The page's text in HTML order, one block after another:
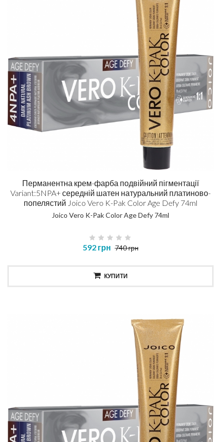
Перманентна крем-фарба подвійний пігментації
Variant:5NPA+ середній шатен натуральний платиново-
попелястий Joico Vero K-Pak Color Age Defy 74ml
Joico Vero K-Pak Color Age Defy 74ml
592 грн 740 грн
КУПИТИ